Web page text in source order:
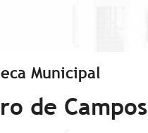
Municipal
de Campos